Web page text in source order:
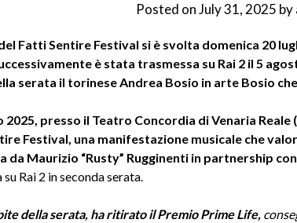
Posted onJuly 31, 2025 by
Fatti Sentire Festival si è svolta domenica 20
è stata trasmessa su Rai 2 il 5
serata il torinese Andrea Bosio in arte Bosio
2025, presso il Teatro Concordia di Venaria
Festival, una manifestazione musicale che
da Maurizio “Rusty” Rugginenti in partnership
su Rai 2 in seconda serata.
della serata, ha ritirato il Premio Prime Life,